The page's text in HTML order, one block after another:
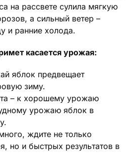
на рассвете сулила мягкую
а сильный ветер –
и ранние холода.
касается урожая:
яблок предвещает
зиму.
– к хорошему урожаю
урожаю яблок в
ждите не только
но и быстрых результатов в